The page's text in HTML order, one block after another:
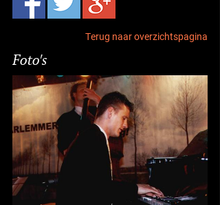
Terug naar overzichtspagina
Foto's